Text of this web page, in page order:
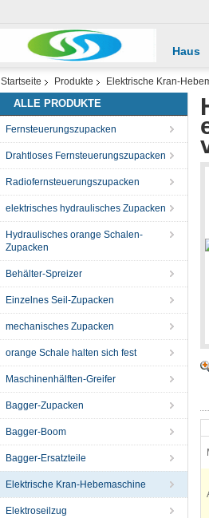
Haus
Startseite Produkte Elektrische Kran-
ALLE PRODUKTE
Fernsteuerungszupacken
Drahtloses Fernsteuerungszupacken
Radiofernsteuerungszupacken
elektrisches hydraulisches Zupacken
Hydraulisches orange Schalen-
Zupacken
Behälter-Spreizer
Einzelnes Seil-Zupacken
mechanisches Zupacken
orange Schale halten sich fest
Maschinenhälften-Greifer
Bagger-Zupacken
Bagger-Boom
Bagger-Ersatzteile
Elektrische Kran-Hebemaschine
Elektroseilzug